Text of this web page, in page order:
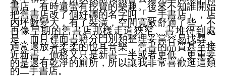
書店，有時還蠻有挖寶的樂趣。後來不知誰開始
把舊書店改了個好聽的名字叫「二手書店」，店
內坪數變大，有了裝潢，空間寬敞舒適了些，不
再像早期的舊書店那樣走道狹窄、書堆得到處
是，而且裡面書籍分門別類整理妥當容易找尋，
通常還放著柔柔的悅耳音樂，舊書的品質甚至接
近新書，價格又只是新書一半或者更低，更重要
的是還有乾淨的廁所，所以讓我非常喜歡逛這類
的二手書店。